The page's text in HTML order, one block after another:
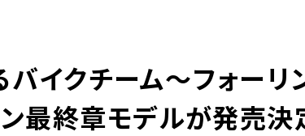
イクチーム～フォーリ
最終章モデルが発売決